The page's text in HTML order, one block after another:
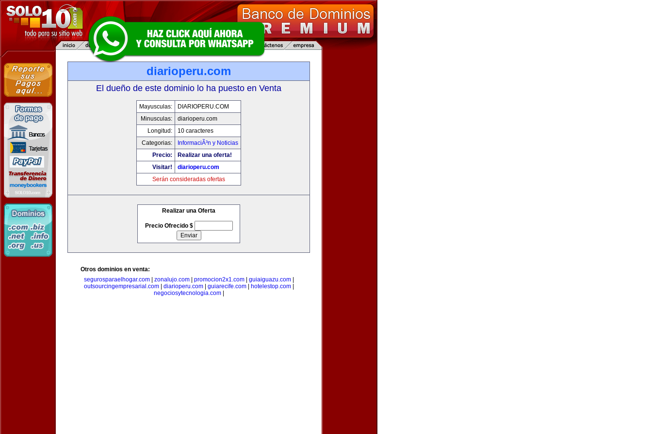
diarioperu.com
El dueño de este dominio lo ha puesto en Venta
Mayusculas:
DIARIOPERU.COM
Minusculas:
diarioperu.com
Longitud:
10 caracteres
Categorias:
InformaciÃ³n y Noticias
Precio:
Realizar una oferta!
Visitar!
diarioperu.com
Serán consideradas ofertas
Realizar una Oferta
Precio Ofrecido $
Otros dominios en venta:
segurosparaelhogar.com| zonalujo.com| promocion2x1.com| guiaiguazu.com|
outsourcingempresarial.com| diarioperu.com| guiarecife.com| hotelestop.com|
negociosytecnologia.com|